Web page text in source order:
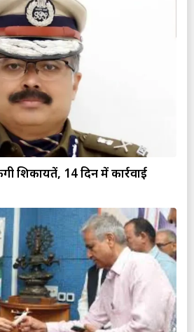
शिकायतें, 14 दिन में कार्रवाई